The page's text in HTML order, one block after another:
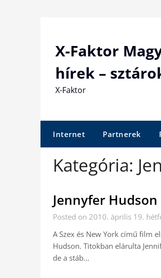
X-Faktor
hírek –
X-Faktor
Internet Partnerek
Kategória:
Jennyfer
Posted on 2010. április 19.
A Szex és New York című film
Hudson. Titokban elárulta
de a stáb…